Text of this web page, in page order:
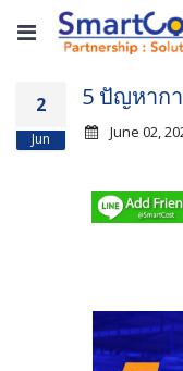
2
Jun
5 ปัญหาก
June 02,